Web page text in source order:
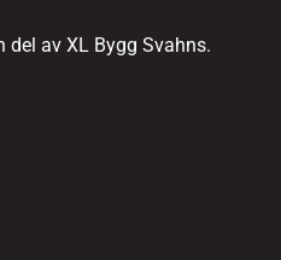
del av XL Bygg Svahns.